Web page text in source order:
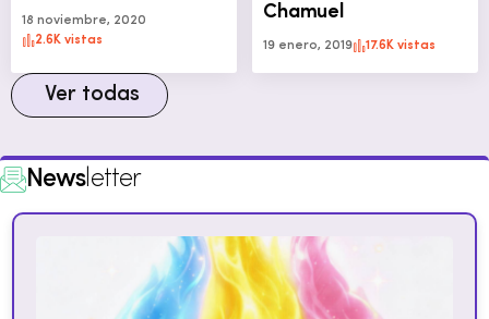
18 noviembre, 2020
2.6K vistas
Chamuel
19 enero, 2019 17.6K vistas
Ver todas
Newsletter